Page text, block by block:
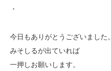
・
今日もありがとうございました。
みそしるが出ていれば
一押しお願いします。